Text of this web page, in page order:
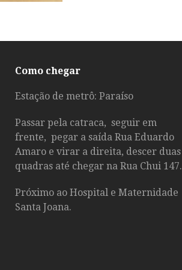
Como chegar
Estação de metrô: Paraíso
Passar pela catraca, seguir em
frente, pegar a saída Rua Eduardo
Amaro e virar a direita, descer duas
quadras até chegar na Rua Chui 147.
Próximo ao Hospital e Maternidade
Santa Joana.